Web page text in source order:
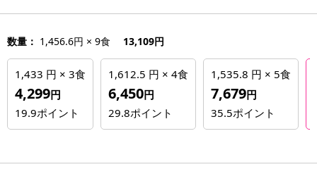
数量： 1,456.6円 × 9食 13,109円
1,433 円 × 3食
4,299円
19.9ポイント
1,612.5 円 × 4食
6,450円
29.8ポイント
1,535.8 円 × 5食
7,679円
35.5ポイント